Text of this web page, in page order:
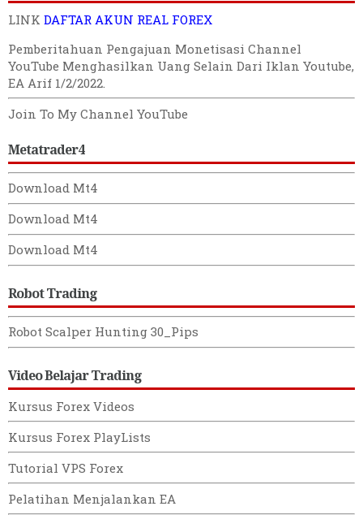
LINK DAFTAR AKUN REAL FOREX
Pemberitahuan Pengajuan Monetisasi Channel
YouTube Menghasilkan Uang Selain Dari Iklan Youtube,
EA Arif 1/2/2022
Join To My Channel YouTube
Metatrader4
Download Mt4
Download Mt4
Download Mt4
Robot Trading
Robot Scalper Hunting 30_Pips
Video Belajar Trading
Kursus Forex Videos
Kursus Forex PlayLists
Tutorial VPS Forex
Pelatihan Menjalankan EA